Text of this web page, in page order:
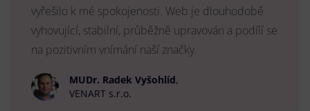
vyřešilo k mé spokojenosti. Web je dlouhodobě
vyhovující, stabilní, průběžně upravován a podílí se
na pozitivním vnímání naší značky.
MUDr. Radek Vyšohlíd,
VENART s.r.o.